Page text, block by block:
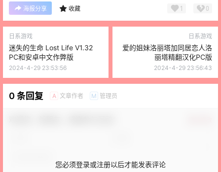
海报分享 收藏 1 0
日系游戏
迷失的生命 Lost Life V1.32
PC和安卓中文作弊版
2024-4-29 23:53:56
日系游戏
爱的姐妹洛丽塔加同居恋人洛
丽塔精翻汉化PC版
2024-4-29 23:56:43
0 条回复 A 文章作者 M 管理员
您必须登录或注册以后才能发表评论